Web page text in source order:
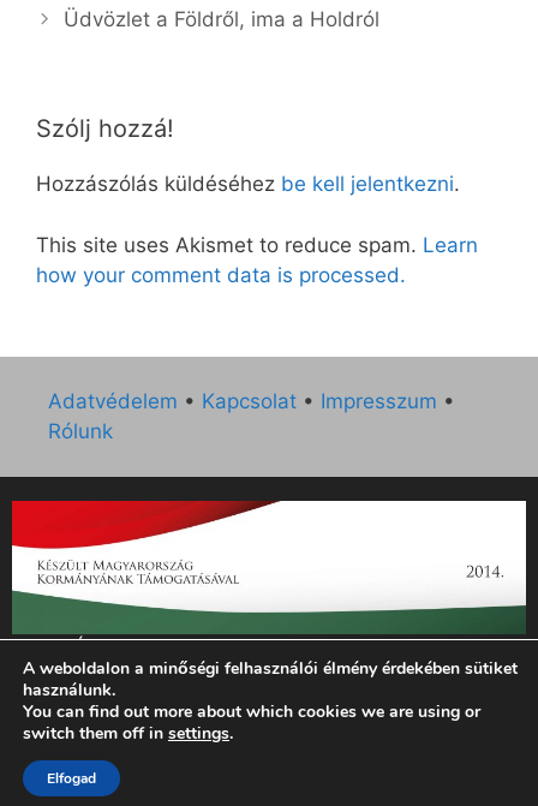
Üdvözlet a Földről, ima a Holdról
Szólj hozzá!
Hozzászólás küldéséhez be kell jelentkezni.
This site uses Akismet to reduce spam. Learn
how your comment data is processed.
Adatvédelem • Kapcsolat • Impresszum •
Rólunk
„Az Új Ember katolikus hetilap 2014. évi működésének
támogatását az EGYH-KCP-14-P-0121 sz. támogatási
szerződés keretében 3 000 000 Ft összegben támogatta az
Emberi Erőforrások Minisztériuma.”
© 2026 Magyar Kurír - Új Ember
A weboldalon a minőségi felhasználói élmény érdekében sütiket
használunk.
You can find out more about which cookies we are using or
switch them off in settings.
Elfogad